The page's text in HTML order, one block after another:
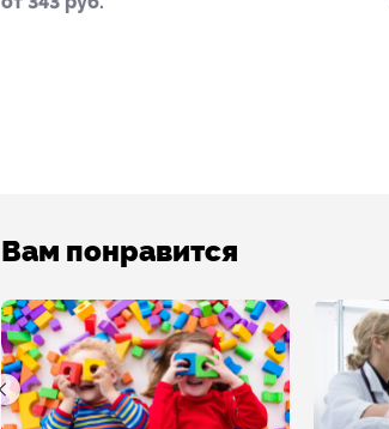
Вам понравится